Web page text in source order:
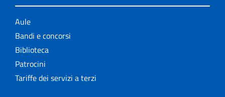
Aule
Bandi e concorsi
Biblioteca
Patrocini
Tariffe dei servizi a terzi